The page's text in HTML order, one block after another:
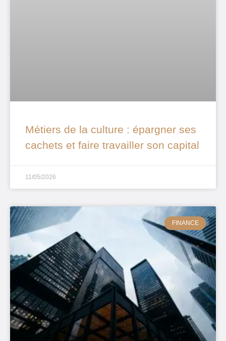
Métiers de la culture : épargner ses
cachets et faire travailler son capital
11/05/2026
FINANCE